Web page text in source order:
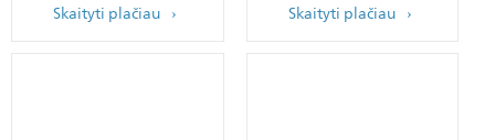
Skaityti plačiau
Skaityti plačiau